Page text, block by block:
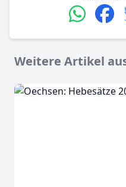
Weitere Artikel